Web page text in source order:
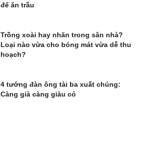
để ăn trầu
Trồng xoài hay nhãn trong sân nhà?
Loại nào vừa cho bóng mát vừa dễ thu
hoạch?
4 tướng đàn ông tài ba xuất chúng:
Càng già càng giàu có